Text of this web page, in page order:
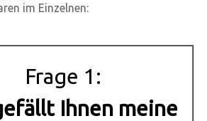
im Einzelnen:
Frage 1:
Ihnen meine